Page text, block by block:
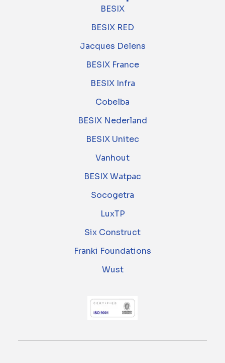
BESIX
BESIX RED
Jacques Delens
BESIX France
BESIX Infra
Cobelba
BESIX Nederland
BESIX Unitec
Vanhout
BESIX Watpac
Socogetra
LuxTP
Six Construct
Franki Foundations
Wust